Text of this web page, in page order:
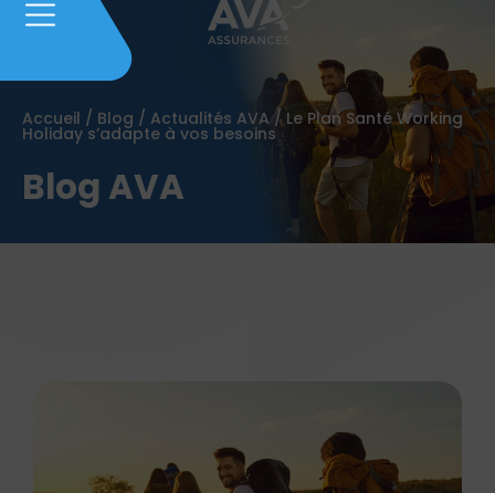
Accueil / Blog / Actualités AVA / Le Plan Santé Working
Holiday s’adapte à vos besoins
Blog AVA